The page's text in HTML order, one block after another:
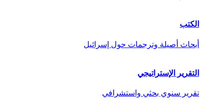
الكتب
أبحاث أصيلة وترجمات حول إسرائيل
التقرير الإستراتيجي
تقرير سنوي بحثي واستشرافي